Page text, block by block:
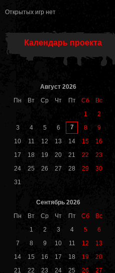
Открытых игр нет
Календарь проекта
Август 2026
Пн
Вт Ср Чт Пт Сб
Вс
1
2
3
4 5 6 7 8
9
10
11 12 13 14 15
16
17
18 19 20 21 22
23
24
25 26 27 28 29
30
31
Сентябрь 2026
Пн
Вт Ср Чт Пт Сб
Вс
1
2 3 4 5
6
7
8 9 10 11 12
13
14
15 16 17 18 19
20
21
22 23 24 25 26 27